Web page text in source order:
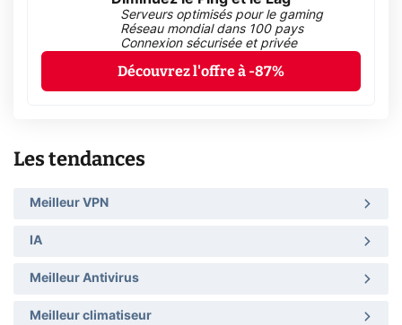
Serveurs optimisés pour le gaming
Réseau mondial dans 100 pays
Connexion sécurisée et privée
Découvrez l'offre à -87%
Les tendances
Meilleur VPN
IA
Meilleur Antivirus
Meilleur climatiseur